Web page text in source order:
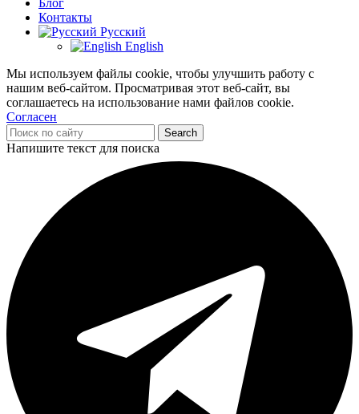
Блог
Контакты
Русский
English
Мы используем файлы cookie, чтобы улучшить работу с
нашим веб-сайтом. Просматривая этот веб-сайт, вы
соглашаетесь на использование нами файлов cookie.
Согласен
Search
Напишите текст для поиска